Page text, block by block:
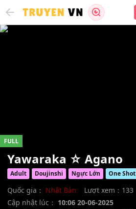
FULL
Yawaraka ☆ Agano
Adult Doujinshi Ngực Lớn One Shot
Quốc gia： Nhật Bản Lượt xem：133
Cập nhật lúc： 10:06 20-06-2025